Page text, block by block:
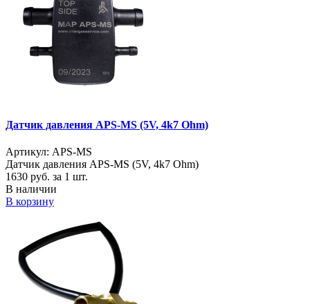
Датчик давления APS-MS (5V, 4k7 Ohm)
Артикул: APS-MS
Датчик давления APS-MS (5V, 4k7 Ohm)
1630 руб. за 1 шт.
В наличии
В корзину